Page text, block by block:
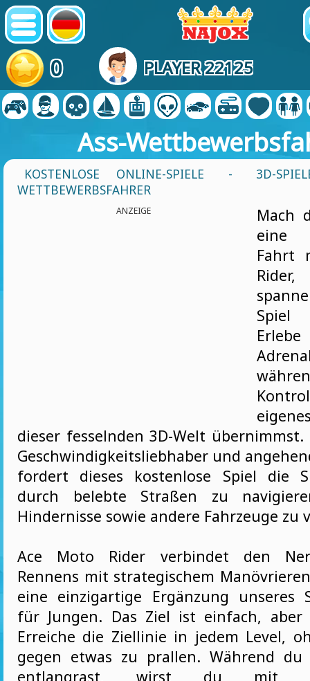
0 PLAYER 22125
Ass-
KOSTENLOSE ONLINE-SPIELE -
3D-
WETTBEWERBSFAHRER
ANZEIGE
Mach
eine
Fahrt
Spiel
dieser fesselnden 3D-Welt
Geschwindigkeitsliebhaber und
fordert dieses kostenlose Spiel die
durch belebte Straßen zu
Hindernisse sowie andere Fahrzeuge zu
Ace Moto Rider verbindet den
Rennens mit strategischem
eine einzigartige Ergänzung unseres
für Jungen. Das Ziel ist einfach, aber
Erreiche die Ziellinie in jedem Level,
gegen etwas zu prallen. Während
entlangrast, wirst du mit